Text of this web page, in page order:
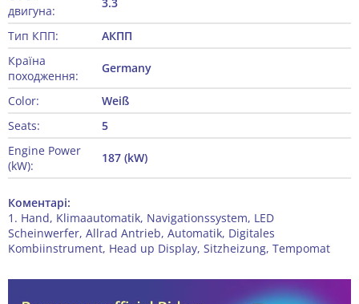
двигуна:
Тип КПП:
АКПП
Країна
походження:
Germany
Color:
Weiß
Seats:
5
Engine Power
(kW):
187 (kW)
Коментарі:
1. Hand, Klimaautomatik, Navigationssystem, LED
Scheinwerfer, Allrad Antrieb, Automatik, Digitales
Kombiinstrument, Head up Display, Sitzheizung, Tempomat